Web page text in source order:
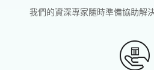
我們的資深專家隨時準備協助解